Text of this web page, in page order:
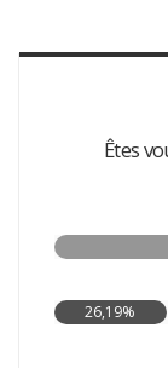
Êtes
26,19%